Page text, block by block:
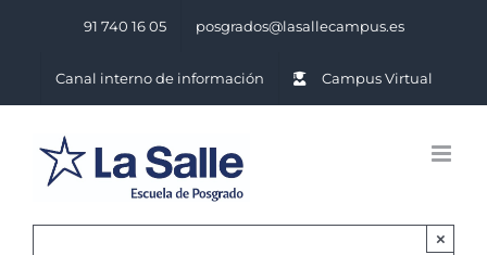
91 740 16 05 posgrados@lasallecampus.es
Canal interno de información Campus Virtual
×